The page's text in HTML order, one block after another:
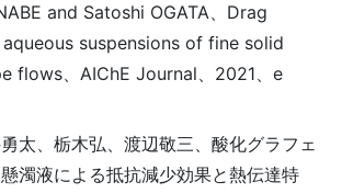
and Satoshi OGATA、Drag
suspensions of fine solid
flows、AIChE Journal、2021、e
太、栃木弘、渡辺敬三、酸化グラフェ
濁液による抵抗減少効果と熱伝達特